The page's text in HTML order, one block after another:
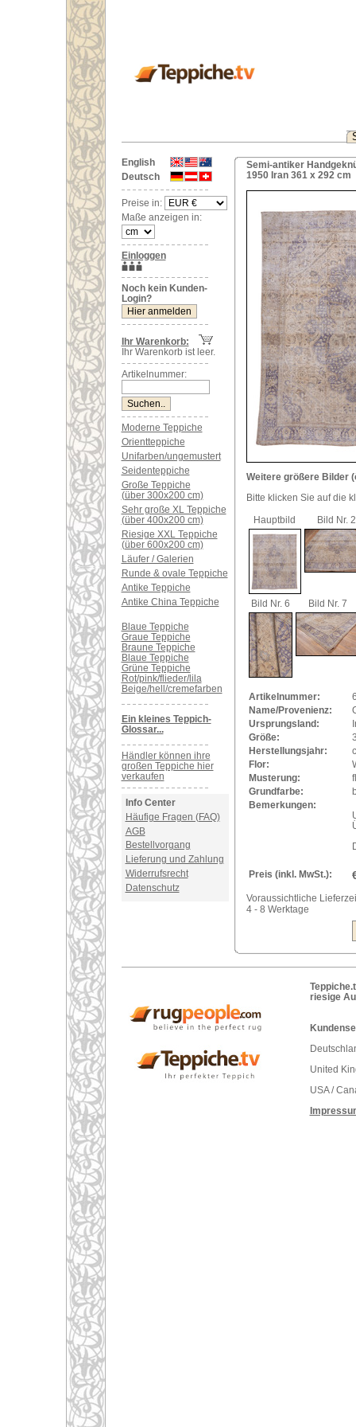
English
Deutsch
Preise in:
Maße anzeigen in:
Einloggen
Noch kein Kunden-
Login?
Ihr Warenkorb:
Ihr Warenkorb ist leer.
Artikelnummer:
Moderne Teppiche
Orientteppiche
Unifarben/ungemustert
Seidenteppiche
Große Teppiche
(über 300x200 cm)
Sehr große XL Teppiche
(über 400x200 cm)
Riesige XXL Teppiche
(über 600x200 cm)
Läufer / Galerien
Runde & ovale Teppiche
Antike Teppiche
Antike China Teppiche
Blaue Teppiche
Graue Teppiche
Braune Teppiche
Blaue Teppiche
Grüne Teppiche
Rot/pink/flieder/lila
Beige/hell/cremefarben
Ein kleines Teppich-
Glossar...
Händler können ihre
großen Teppiche hier
verkaufen
Info Center
Häufige Fragen (FAQ)
AGB
Bestellvorgang
Lieferung und Zahlung
Widerrufsrecht
Datenschutz
Semi-antiker
1950 Iran 361 x 292 cm
Weitere größere Bilder
Bitte klicken Sie auf die
Hauptbild
Bild Nr. 2
Bild Nr. 6 Bild Nr. 7
Artikelnummer:
Name/Provenienz:
Ursprungsland:
Größe:
Herstellungsjahr:
Flor:
Musterung:
Grundfarbe:
Bemerkungen:
Preis (inkl. MwSt.):
Voraussichtliche
4 - 8 Werktage
riesige
United
USA /